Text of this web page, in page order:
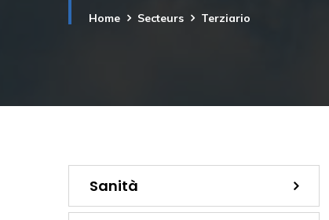
Home Secteurs Terziario
Sanità